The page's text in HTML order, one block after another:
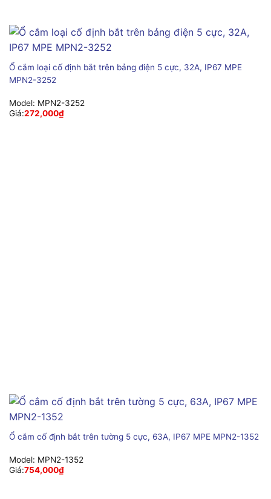
Ổ cắm loại cố định bắt trên bảng điện 5 cực, 32A, IP67 MPE
MPN2-3252
Model: MPN2-3252
Giá:272,000₫
Ổ cắm cố định bắt trên tường 5 cực, 63A, IP67 MPE MPN2-1352
Model: MPN2-1352
Giá:754,000₫